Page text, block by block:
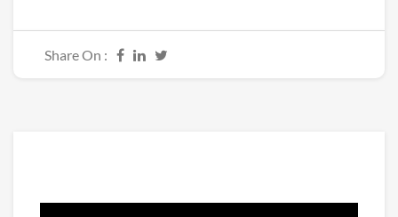
Share On :